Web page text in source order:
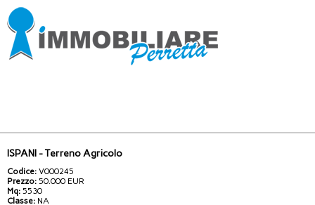
ISPANI - Terreno Agricolo
Codice: V000245
Prezzo: 50.000 EUR
Mq: 5530
Classe: NA